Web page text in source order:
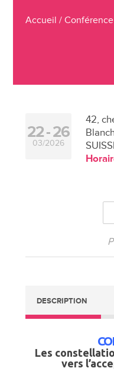
Accueil / Conférence
22 26
03/2026
42,
de
le
23
DESCRIPTION
Les
vers